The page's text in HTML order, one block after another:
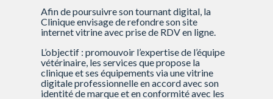
Afin de poursuivre son tournant digital, la
Clinique envisage de refondre son site
internet vitrine avec prise de RDV en ligne.
L’objectif : promouvoir l’expertise de l’équipe
vétérinaire, les services que propose la
clinique et ses équipements via une vitrine
digitale professionnelle en accord avec son
identité de marque et en conformité avec les